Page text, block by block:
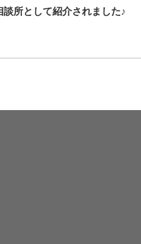
所として紹介されました♪